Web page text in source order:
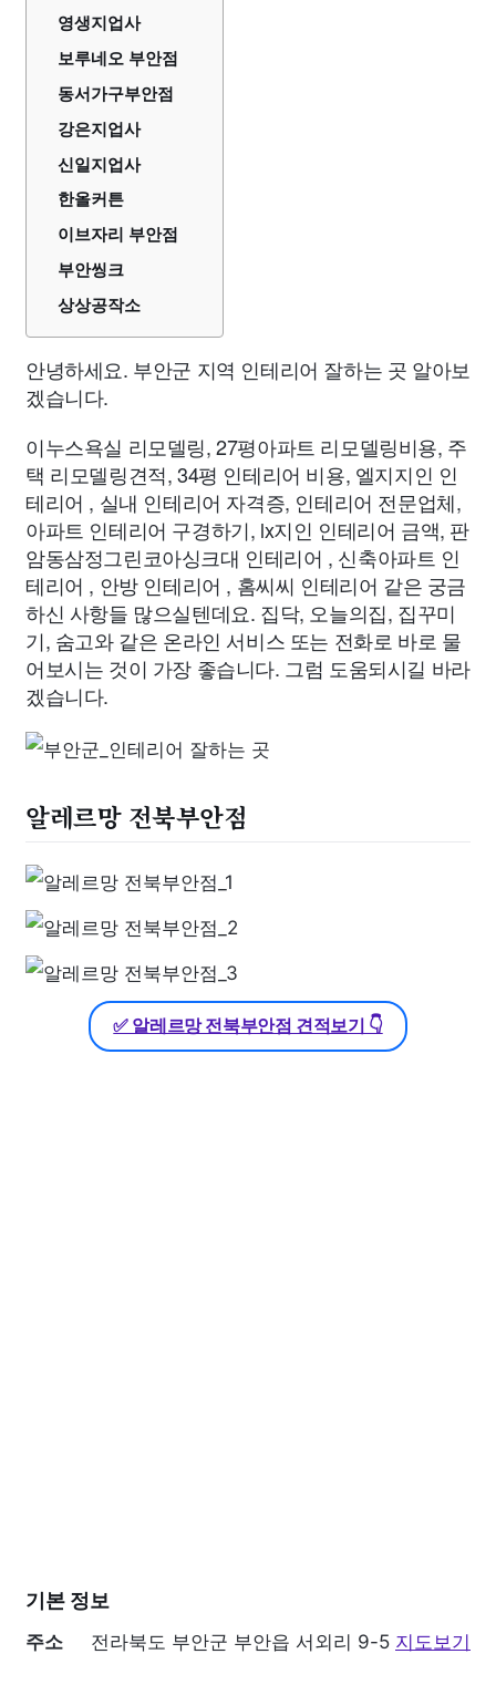
영생지업사
보루네오 부안점
동서가구부안점
강은지업사
신일지업사
한올커튼
이브자리 부안점
부안씽크
상상공작소
안녕하세요. 부안군 지역 인테리어 잘하는 곳 알아보
겠습니다.
이누스욕실 리모델링, 27평아파트 리모델링비용, 주
택 리모델링견적, 34평 인테리어 비용, 엘지지인 인
테리어 , 실내 인테리어 자격증, 인테리어 전문업체,
아파트 인테리어 구경하기, lx지인 인테리어 금액, 판
암동삼정그린코아싱크대 인테리어 , 신축아파트 인
테리어 , 안방 인테리어 , 홈씨씨 인테리어 같은 궁금
하신 사항들 많으실텐데요. 집닥, 오늘의집, 집꾸미
기, 숨고와 같은 온라인 서비스 또는 전화로 바로 물
어보시는 것이 가장 좋습니다. 그럼 도움되시길 바라
겠습니다.
알레르망 전북부안점
✅ 알레르망 전북부안점 견적보기 👇
기본 정보
주소 전라북도 부안군 부안읍 서외리 9-5 지도보기